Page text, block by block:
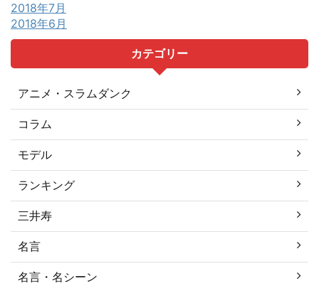
2018年7月
2018年6月
カテゴリー
アニメ・スラムダンク
コラム
モデル
ランキング
三井寿
名言
名言・名シーン